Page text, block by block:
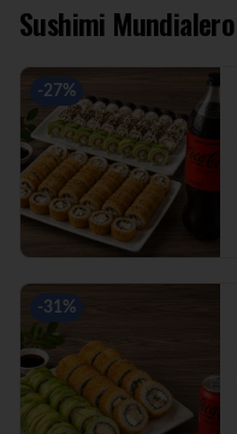
Sushimi Mundialero
-27%
-31%